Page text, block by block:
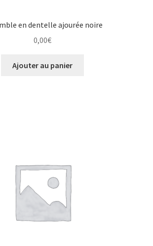
en dentelle ajourée noire
0,00€
Ajouter au panier